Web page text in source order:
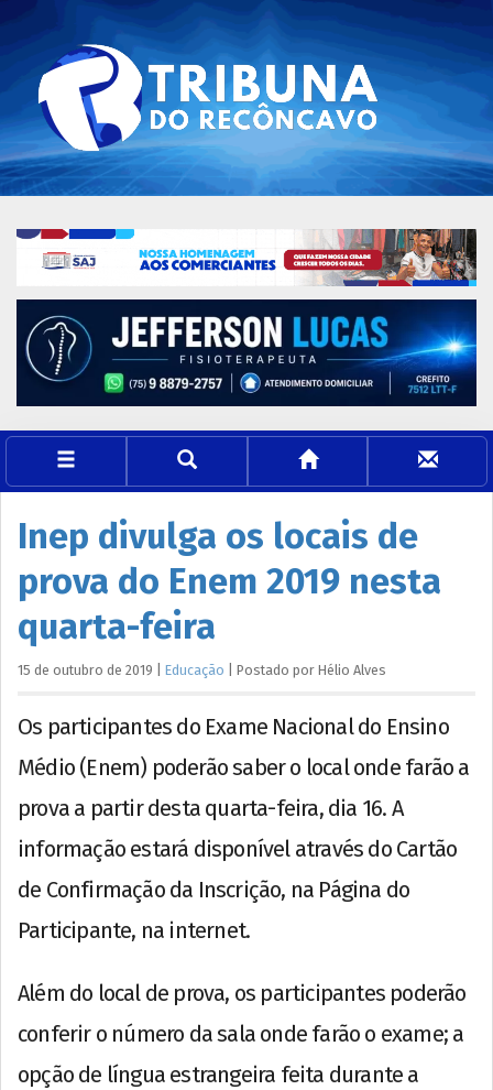
Inep divulga os locais de
prova do Enem 2019 nesta
quarta-feira
15 de outubro de 2019 Educação Postado por Hélio Alves
Os participantes do Exame Nacional do Ensino
Médio (Enem) poderão saber o local onde farão a
prova a partir desta quarta-feira, dia 16. A
informação estará disponível através do Cartão
de Confirmação da Inscrição, na Página do
Participante, na internet.
Além do local de prova, os participantes poderão
conferir o número da sala onde farão o exame; a
opção de língua estrangeira feita durante a